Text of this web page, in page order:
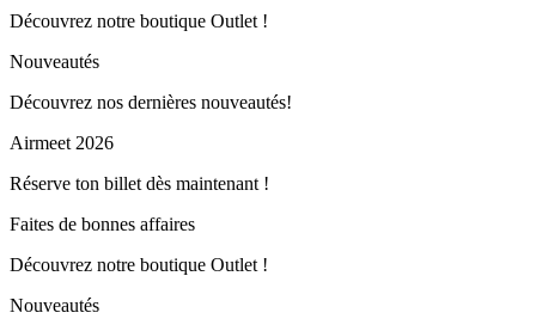
Découvrez notre boutique Outlet !
Nouveautés
Découvrez nos dernières nouveautés!
Airmeet 2026
Réserve ton billet dès maintenant !
Faites de bonnes affaires
Découvrez notre boutique Outlet !
Nouveautés